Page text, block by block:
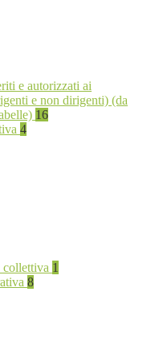
e autorizzati ai
e non dirigenti) (da
16
4
collettiva 1
8